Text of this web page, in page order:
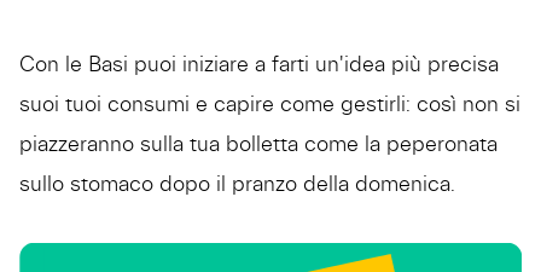
Con le Basi puoi iniziare a farti un'idea più precisa
suoi tuoi consumi e capire come gestirli: così non si
piazzeranno sulla tua bolletta come la peperonata
sullo stomaco dopo il pranzo della domenica.